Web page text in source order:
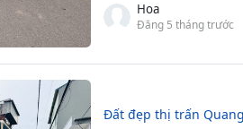
Hoa
Đăng 5 tháng trước
Đất đẹp thị trấn